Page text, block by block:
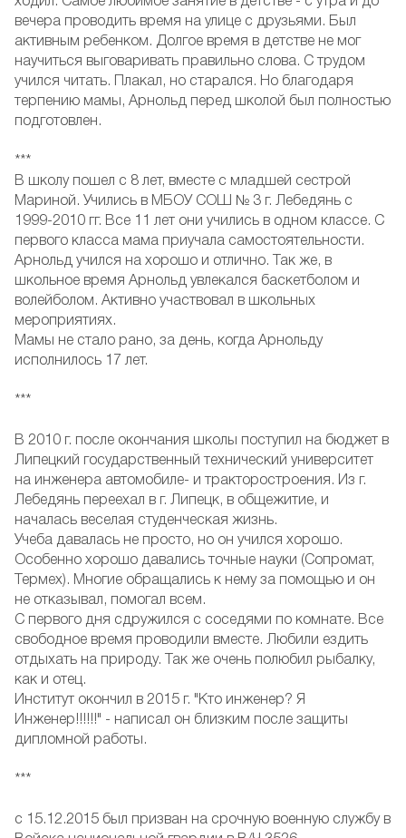
вечера проводить время на улице с друзьями. Был
активным ребенком. Долгое время в детстве не мог
научиться выговаривать правильно слова. С трудом
учился читать. Плакал, но старался. Но благодаря
терпению мамы, Арнольд перед школой был полностью
подготовлен.
***
В школу пошел с 8 лет, вместе с младшей сестрой
Мариной. Учились в МБОУ СОШ № 3 г. Лебедянь с
1999-2010 гг. Все 11 лет они учились в одном классе. С
первого класса мама приучала самостоятельности.
Арнольд учился на хорошо и отлично. Так же, в
школьное время Арнольд увлекался баскетболом и
волейболом. Активно участвовал в школьных
мероприятиях.
Мамы не стало рано, за день, когда Арнольду
исполнилось 17 лет.
***
В 2010 г. после окончания школы поступил на бюджет в
Липецкий государственный технический университет
на инженера автомобиле- и тракторостроения. Из г.
Лебедянь переехал в г. Липецк, в общежитие, и
началась веселая студенческая жизнь.
Учеба давалась не просто, но он учился хорошо.
Особенно хорошо давались точные науки (Сопромат,
Термех). Многие обращались к нему за помощью и он
не отказывал, помогал всем.
С первого дня сдружился с соседями по комнате. Все
свободное время проводили вместе. Любили ездить
отдыхать на природу. Так же очень полюбил рыбалку,
как и отец.
Институт окончил в 2015 г. "Кто инженер? Я
Инженер!!!!!!" - написал он близким после защиты
дипломной работы.
***
с 15.12.2015 был призван на срочную военную службу в